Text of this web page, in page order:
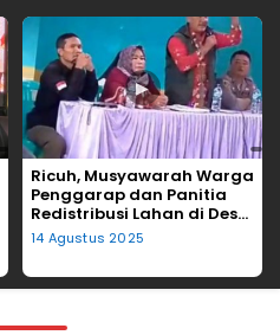
▶
Ricuh, Musyawarah Warga
Penggarap dan Panitia
Redistribusi Lahan di Desa
Tegalgede Diwarnai
Lemparan Kursi
14 Agustus 2025